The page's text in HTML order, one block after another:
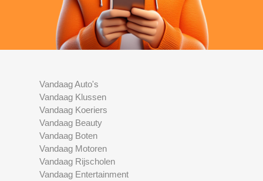
Vandaag Auto's
Vandaag Klussen
Vandaag Koeriers
Vandaag Beauty
Vandaag Boten
Vandaag Motoren
Vandaag Rijscholen
Vandaag Entertainment